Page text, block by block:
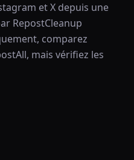
et X depuis une
RepostCleanup
comparez
mais vérifiez les